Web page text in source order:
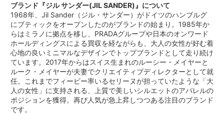
ブランド『ジル サンダー(JIL SANDER)』について
1968年、Jil Sander（ジル・サンダー）がドイツのハンブルグ
にブティックをオープンしたのがブランドの始まり。1985年か
らはミラノに拠点を移し、PRADAグループや日本のオンワード
ホールディングスによる買収を経ながらも、大人の女性が好む着
心地の良いミニマルなデザインでトップブランドとして走り続け
ています。2017年からはスイス生まれのルーシー・メイヤーと
ルーク・メイヤーが夫妻でクリエイティブディレクターとして就
任。これまでフィービー率いるセリーヌが担っていたような「大
人の女性」に支持される、上質で美しいシルエットのアパレルの
ポジションを獲得。再び人気が急上昇しつつある注目のブランド
です。